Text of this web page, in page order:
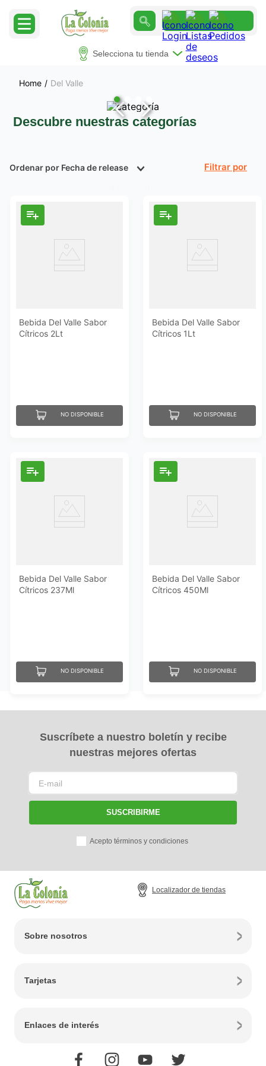
Selecciona tu tienda
Del Valle
Descubre nuestras categorías
Ordenar por Fecha de release
Bebida Del Valle Sabor
Cítricos 2Lt
NO DISPONIBLE
Bebida Del Valle Sabor
Cítricos 1Lt
NO DISPONIBLE
Bebida Del Valle Sabor
Cítricos 237Ml
NO DISPONIBLE
Bebida Del Valle Sabor
Cítricos 450Ml
NO DISPONIBLE
Suscríbete a nuestro boletín y recibe
nuestras mejores ofertas
SUSCRIBIRME
Acepto términos y condiciones
Localizador de tiendas
Sobre nosotros
Tarjetas
Enlaces de interés